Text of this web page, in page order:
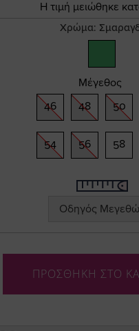
Η τιμή μειώθηκε
Χρώμα:
Μέγεθος
46
48 50
54 56 58
Οδηγός
ΠΡΟΣΘΗΚΗ ΣΤΟ